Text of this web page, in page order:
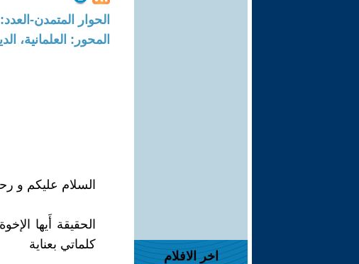
اخر الافلام
الحوار المتمدن-العدد: 7451 - 2022 / 12 / 3 - 11:00
المحور: العلمانية،
السلام عليكم و
الحقيقة أَيها
كلماتي بعناية